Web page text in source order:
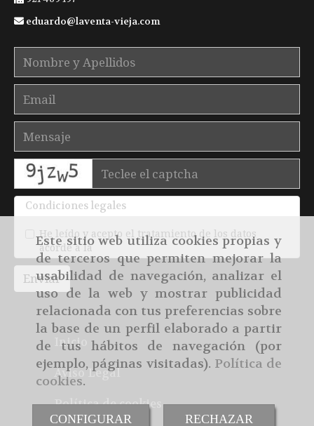
Este sitio web utiliza cookies propias y
de terceros que permiten mejorar la
usabilidad de navegación, analizar el
uso de la web y mostrar publicidad
relacionada con tus preferencias sobre
la base de un perfil elaborado a partir
de tus hábitos de navegación (por
ejemplo, páginas visitadas). Política de
cookies.
CONFIGURAR RECHAZAR
eduardo
laventa-vieja.com
Condiciones legales
He leído y acepto el tratamiento de los datos
acorde a la
política de privacidad
Enviar
Inicio
Aviso Legal
Política de cookies